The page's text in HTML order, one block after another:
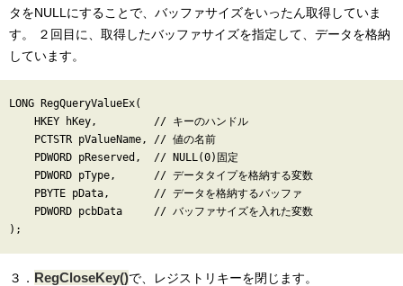
タをNULLにすることで、バッファサイズをいったん取得していま
す。 ２回目に、取得したバッファサイズを指定して、データを格納
しています。
LONG RegQueryValueEx(
    HKEY hKey,         // キーのハンドル
    PCTSTR pValueName, // 値の名前
    PDWORD pReserved,  // NULL(0)固定
    PDWORD pType,      // データタイプを格納する変数
    PBYTE pData,       // データを格納するバッファ
    PDWORD pcbData     // バッファサイズを入れた変数
３． RegCloseKey()で、レジストリキーを閉じます。